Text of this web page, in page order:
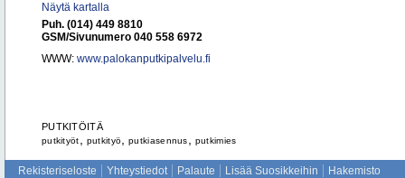
Näytä kartalla
Puh. (014) 449 8810
GSM/Sivunumero 040 558 6972
WWW: www.palokanputkipalvelu.fi
PUTKITÖITÄ
putkityöt putkityö ,putkiasennus putkimies
Rekisteriseloste Yhteystiedot Palaute Lisää Suosikkeihin Hakemisto